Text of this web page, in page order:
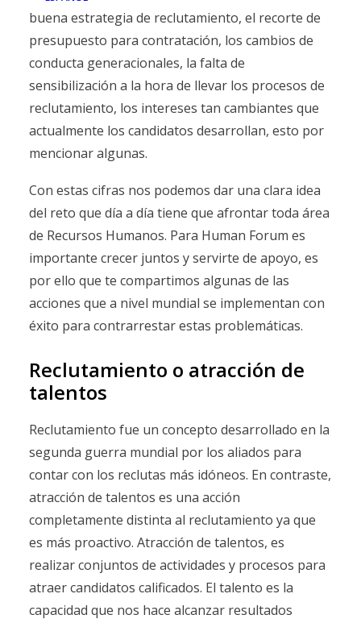
buena estrategia de reclutamiento, el recorte de
presupuesto para contratación, los cambios de
conducta generacionales, la falta de
sensibilización a la hora de llevar los procesos de
reclutamiento, los intereses tan cambiantes que
actualmente los candidatos desarrollan, esto por
mencionar algunas.
Con estas cifras nos podemos dar una clara idea
del reto que día a día tiene que afrontar toda área
de Recursos Humanos. Para Human Forum es
importante crecer juntos y servirte de apoyo, es
por ello que te compartimos algunas de las
acciones que a nivel mundial se implementan con
éxito para contrarrestar estas problemáticas.
Reclutamiento o atracción de
talentos
Reclutamiento fue un concepto desarrollado en la
segunda guerra mundial por los aliados para
contar con los reclutas más idóneos. En contraste,
atracción de talentos es una acción
completamente distinta al reclutamiento ya que
es más proactivo. Atracción de talentos, es
realizar conjuntos de actividades y procesos para
atraer candidatos calificados. El talento es la
capacidad que nos hace alcanzar resultados